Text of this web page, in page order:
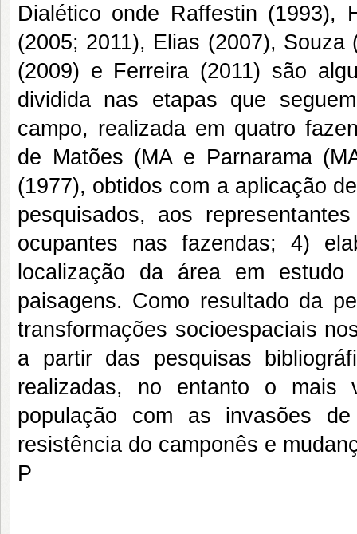
Dialético onde Raffestin (1993),
(2005; 2011), Elias (2007),
(2009) e Ferreira (2011) são
dividida nas etapas que
campo, realizada em quatro
de Matões (MA e Parnarama
(1977), obtidos com a aplicação
pesquisados, aos
ocupantes nas fazendas; 4)
localização da área em
paisagens. Como resultado da
transformações socioespaciais
a partir das pesquisas
realizadas, no entanto o mais
população com as invasões
resistência do camponês e
P